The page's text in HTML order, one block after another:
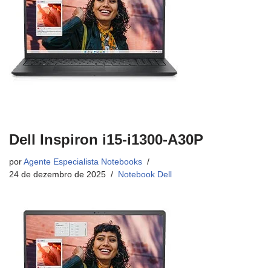
Dell Inspiron i15-i1300-A30P
por Agente Especialista Notebooks
24 de dezembro de 2025
Notebook Dell